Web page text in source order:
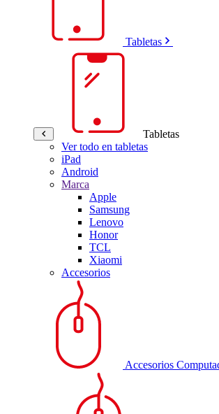
Tabletas
Tabletas
Ver todo en tabletas
iPad
Android
Marca
Apple
Samsung
Lenovo
Honor
TCL
Xiaomi
Accesorios
Accesorios